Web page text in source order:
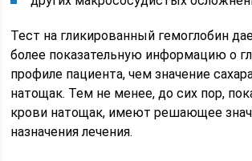
Тест на гликированный гемоглобин
более показательную информацию о
профиле пациента, чем значение
натощак. Тем не менее, до сих пор,
крови натощак, имеют решающее
назначения лечения.